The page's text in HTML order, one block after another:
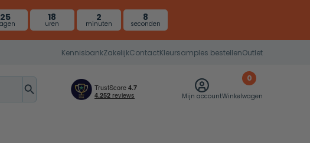
25 18
uren
2
minuten
7
seconden
KennisbankZakelijkContactKleursamples bestellenOutlet
Mijn account
0
Winkelwagen